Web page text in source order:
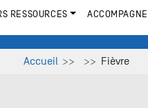
RESSOURCES
Accueil Fièvre